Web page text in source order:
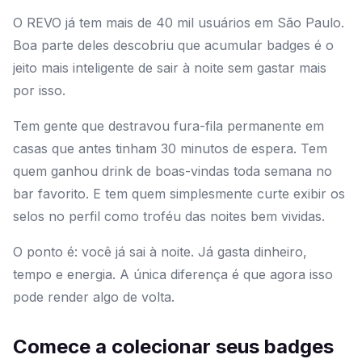
O REVO já tem mais de 40 mil usuários em São Paulo.
Boa parte deles descobriu que acumular badges é o
jeito mais inteligente de sair à noite sem gastar mais
por isso.
Tem gente que destravou fura-fila permanente em
casas que antes tinham 30 minutos de espera. Tem
quem ganhou drink de boas-vindas toda semana no
bar favorito. E tem quem simplesmente curte exibir os
selos no perfil como troféu das noites bem vividas.
O ponto é: você já sai à noite. Já gasta dinheiro,
tempo e energia. A única diferença é que agora isso
pode render algo de volta.
Comece a colecionar seus badges